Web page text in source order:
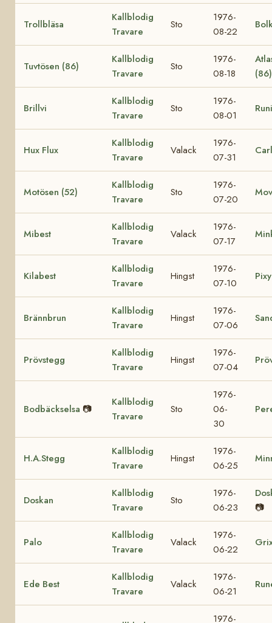
Trollbläsa
Kallblodig
Travare
Sto
1976-
08-22
Tuvtösen (86)
Kallblodig
Travare
Sto
1976-
08-18
Brillvi
Kallblodig
Travare
Sto
1976-
08-01
Hux Flux
Kallblodig
Travare
Valack
1976-
07-31
Motösen (52)
Kallblodig
Travare
Sto
1976-
07-20
Mibest
Kallblodig
Travare
Valack
1976-
07-17
Kilabest
Kallblodig
Travare
Hingst
1976-
07-10
Pixy
Brännbrun
Kallblodig
Travare
Hingst
1976-
07-06
Prövstegg
Kallblodig
Travare
Hingst
1976-
07-04
Bodbäckselsa 📷
Kallblodig
Travare
Sto
1976-
06-
30
H.A.Stegg
Kallblodig
Travare
Hingst
1976-
06-25
Doskan
Kallblodig
Travare
Sto
1976-
06-23
📷
Palo
Kallblodig
Travare
Valack
1976-
06-22
Ede Best
Kallblodig
Travare
Valack
1976-
06-21
1976-